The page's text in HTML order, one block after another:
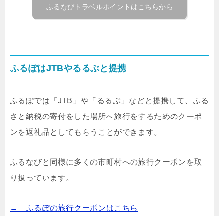
ふるなびトラベルポイントはこちらから
ふるぽはJTBやるるぶと提携
ふるぽでは「JTB」や「るるぶ」などと提携して、ふる
さと納税の寄付をした場所へ旅行をするためのクーポ
ンを返礼品としてもらうことができます。
ふるなびと同様に多くの市町村への旅行クーポンを取
り扱っています。
→ ふるぽの旅行クーポンはこちら